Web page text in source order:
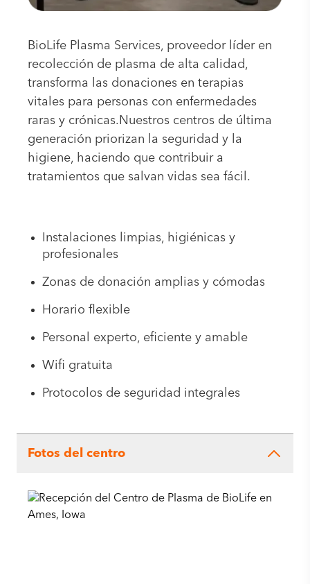
BioLife Plasma Services, proveedor líder en
recolección de plasma de alta calidad,
transforma las donaciones en terapias
vitales para personas con enfermedades
raras y crónicas.Nuestros centros de última
generación priorizan la seguridad y la
higiene, haciendo que contribuir a
tratamientos que salvan vidas sea fácil.
Instalaciones limpias, higiénicas y
profesionales
Zonas de donación amplias y cómodas
Horario flexible
Personal experto, eficiente y amable
Wifi gratuita
Protocolos de seguridad integrales
Fotos del centro